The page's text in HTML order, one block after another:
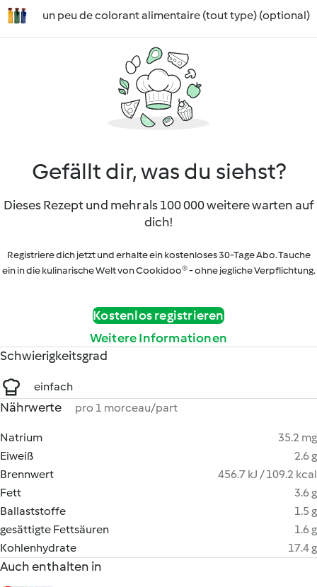
un peu de colorant alimentaire (tout type) (optional)
Gefällt dir, was du siehst?
Dieses Rezept und mehr als 100 000 weitere warten auf
dich!
Registriere dich jetzt und erhalte ein kostenloses 30-Tage Abo. Tauche
ein in die kulinarische Welt von Cookidoo® - ohne jegliche Verpflichtung.
Kostenlos registrieren
Weitere Informationen
Schwierigkeitsgrad
einfach
Nährwerte pro 1 morceau/part
Natrium
35.2 mg
Eiweiß
2.6 g
Brennwert
456.7 kJ / 109.2 kcal
Fett
3.6 g
Ballaststoffe
1.5 g
gesättigte Fettsäuren
1.6 g
Kohlenhydrate
17.4 g
Auch enthalten in